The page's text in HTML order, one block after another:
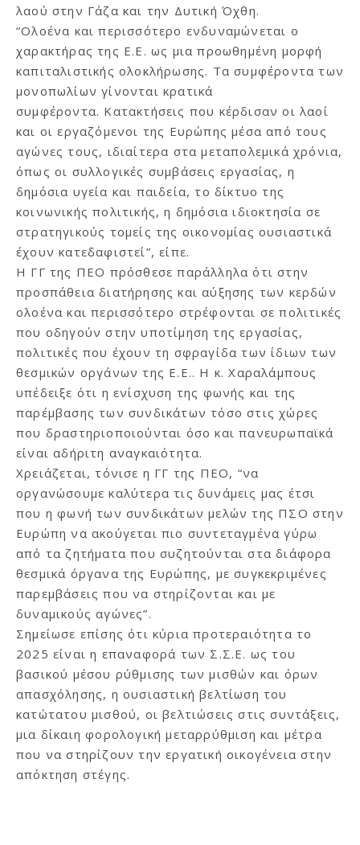
λαού στην Γάζα και την Δυτική Όχθη.
“Ολοένα και περισσότερο ενδυναμώνεται ο
χαρακτήρας της Ε.Ε. ως μια προωθημένη μορφή
καπιταλιστικής ολοκλήρωσης. Τα συμφέροντα των
μονοπωλίων γίνονται κρατικά
συμφέροντα. Κατακτήσεις που κέρδισαν οι λαοί
και οι εργαζόμενοι της Ευρώπης μέσα από τους
αγώνες τους, ιδιαίτερα στα μεταπολεμικά χρόνια,
όπως οι συλλογικές συμβάσεις εργασίας, η
δημόσια υγεία και παιδεία, το δίκτυο της
κοινωνικής πολιτικής, η δημόσια ιδιοκτησία σε
στρατηγικούς τομείς της οικονομίας ουσιαστικά
έχουν κατεδαφιστεί”, είπε.
Η ΓΓ της ΠΕΟ πρόσθεσε παράλληλα ότι στην
προσπάθεια διατήρησης και αύξησης των κερδών
ολοένα και περισσότερο στρέφονται σε πολιτικές
που οδηγούν στην υποτίμηση της εργασίας,
πολιτικές που έχουν τη σφραγίδα των ίδιων των
θεσμικών οργάνων της Ε.Ε.. Η κ. Χαραλάμπους
υπέδειξε ότι η ενίσχυση της φωνής και της
παρέμβασης των συνδικάτων τόσο στις χώρες
που δραστηριοποιούνται όσο και πανευρωπαϊκά
είναι αδήριτη αναγκαιότητα.
Χρειάζεται, τόνισε η ΓΓ της ΠΕΟ, “να
οργανώσουμε καλύτερα τις δυνάμεις μας έτσι
που η φωνή των συνδικάτων μελών της ΠΣΟ στην
Ευρώπη να ακούγεται πιο συντεταγμένα γύρω
από τα ζητήματα που συζητούνται στα διάφορα
θεσμικά όργανα της Ευρώπης, με συγκεκριμένες
παρεμβάσεις που να στηρίζονται και με
δυναμικούς αγώνες”.
Σημείωσε επίσης ότι κύρια προτεραιότητα το
2025 είναι η επαναφορά των Σ.Σ.Ε. ως του
βασικού μέσου ρύθμισης των μισθών και όρων
απασχόλησης, η ουσιαστική βελτίωση του
κατώτατου μισθού, οι βελτιώσεις στις συντάξεις,
μια δίκαιη φορολογική μεταρρύθμιση και μέτρα
που να στηρίζουν την εργατική οικογένεια στην
απόκτηση στέγης.